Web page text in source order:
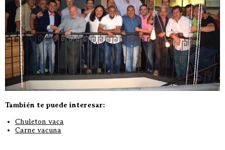
También te puede interesar:
Chuleton vaca
Carne vacuna